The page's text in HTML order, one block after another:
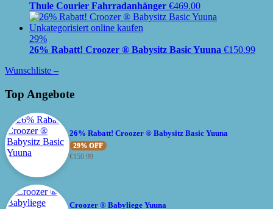
Thule Courier Fahrradanhänger €469.00
29%
26% Rabatt! Croozer ® Babysitz Basic Yuuna €150.99
Wunschliste –
Top Angebote
26% Rabatt! Croozer ® Babysitz Basic Yuuna
29% OFF
€150.99
Croozer ® Babyliege Yuuna